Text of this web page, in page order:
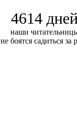
4614
наши
не боятся садиться за